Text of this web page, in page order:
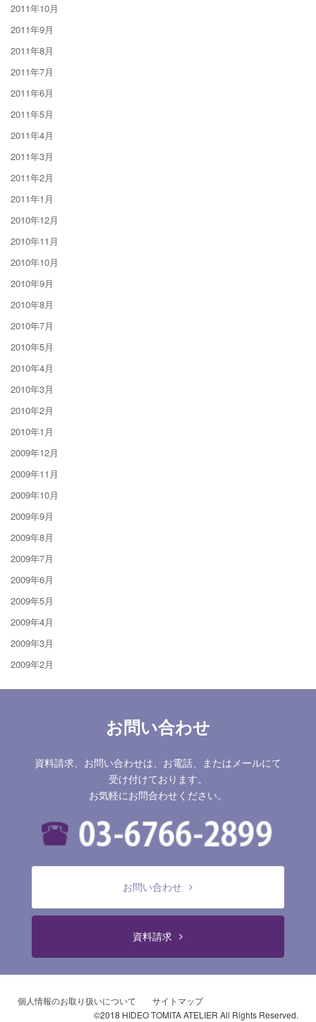
2011年10月
2011年9月
2011年8月
2011年7月
2011年6月
2011年5月
2011年4月
2011年3月
2011年2月
2011年1月
2010年12月
2010年11月
2010年10月
2010年9月
2010年8月
2010年7月
2010年5月
2010年4月
2010年3月
2010年2月
2010年1月
2009年12月
2009年11月
2009年10月
2009年9月
2009年8月
2009年7月
2009年6月
2009年5月
2009年4月
2009年3月
2009年2月
お問い合わせ
資料請求、お問い合わせは、お電話、またはメールにて
受け付けております。
お気軽にお問合わせください。
お問い合わせ
資料請求
個人情報のお取り扱いについて
サイトマップ
©2018 HIDEO TOMITA ATELIER All Rights Reserved.